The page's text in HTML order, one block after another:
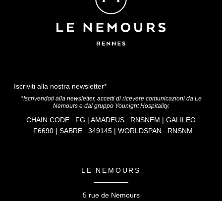
LE NEMOURS
5 rue de Nemours
Iscriviti alla nostra newsletter*
*Iscrivendoti alla newsletter, accetti di ricevere comunicazioni da Le
Nemours e dal gruppo Younight Hospitality.
CHAIN CODE : FG | AMADEUS : RNSNEM | GALILEO
: F6690 | SABRE : 349145 | WORLDSPAN : RNSNM